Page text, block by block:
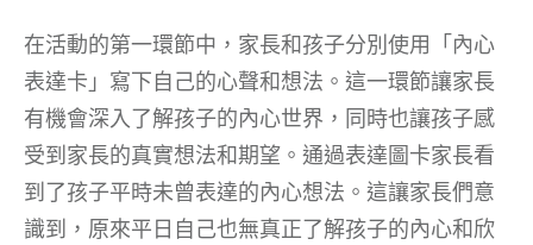
在活動的第一環節中，家長和孩子分別使用「內心
表達卡」寫下自己的心聲和想法。這一環節讓家長
有機會深入了解孩子的內心世界，同時也讓孩子感
受到家長的真實想法和期望。通過表達圖卡家長看
到了孩子平時未曾表達的內心想法。這讓家長們意
識到，原來平日自己也無真正了解孩子的內心和欣